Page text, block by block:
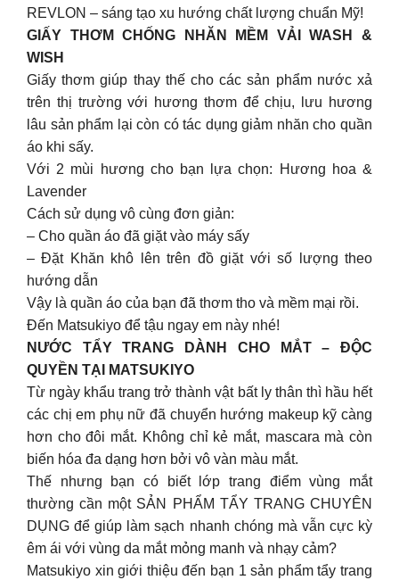
REVLON – sáng tạo xu hướng chất lượng chuẩn Mỹ!
GIẤY THƠM CHỐNG NHĂN MỀM VẢI WASH &
WISH
Giấy thơm giúp thay thế cho các sản phẩm nước xả
trên thị trường với hương thơm để chịu, lưu hương
lâu sản phẩm lại còn có tác dụng giảm nhăn cho quần
áo khi sấy.
Với 2 mùi hương cho bạn lựa chọn: Hương hoa &
Lavender
Cách sử dụng vô cùng đơn giản:
– Cho quần áo đã giặt vào máy sấy
– Đặt Khăn khô lên trên đồ giặt với số lượng theo
hướng dẫn
Vậy là quần áo của bạn đã thơm tho và mềm mại rồi.
Đến Matsukiyo để tậu ngay em này nhé!
NƯỚC TẨY TRANG DÀNH CHO MẮT – ĐỘC
QUYỀN TẠI MATSUKIYO
Từ ngày khẩu trang trở thành vật bất ly thân thì hầu hết
các chị em phụ nữ đã chuyển hướng makeup kỹ càng
hơn cho đôi mắt. Không chỉ kẻ mắt, mascara mà còn
biến hóa đa dạng hơn bởi vô vàn màu mắt.
Thế nhưng bạn có biết lớp trang điểm vùng mắt
thường cần một SẢN PHẨM TẨY TRANG CHUYÊN
DỤNG để giúp làm sạch nhanh chóng mà vẫn cực kỳ
êm ái với vùng da mắt mỏng manh và nhạy cảm?
Matsukiyo xin giới thiệu đến bạn 1 sản phẩm tẩy trang